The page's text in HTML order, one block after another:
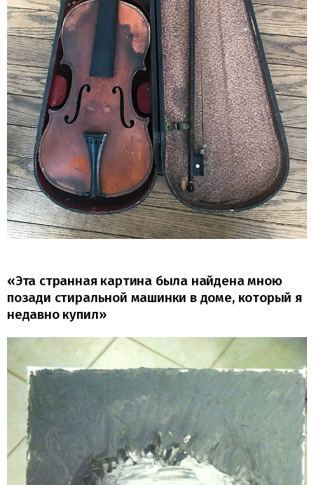
«Эта странная картина была найдена мною
позади стиральной машинки в доме, который я
недавно купил»